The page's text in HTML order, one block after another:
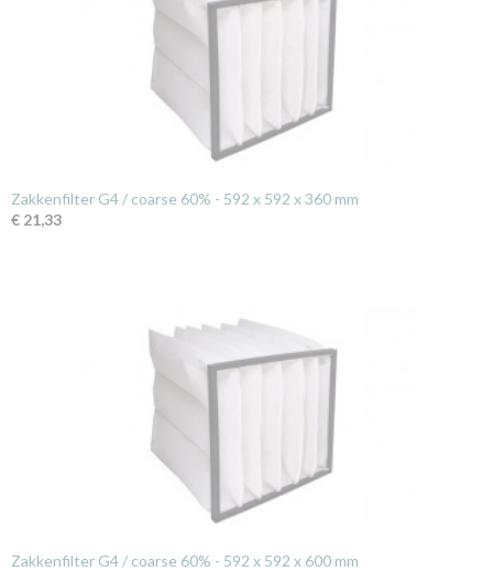
Zakkenfilter G4 / coarse 60% - 592 x 592 x 360 mm
€ 21,33
Zakkenfilter G4 / coarse 60% - 592 x 592 x 600 mm